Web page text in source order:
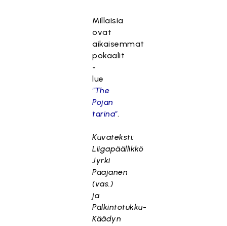
Millaisia
ovat
aikaisemmat
pokaalit
-
lue
"The
Pojan
tarina".
Kuvateksti:
Liigapäällikkö
Jyrki
Paajanen
(vas.)
ja
Palkintotukku-
Käädyn